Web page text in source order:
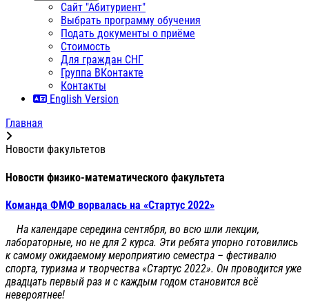
Сайт "Абитуриент"
Выбрать программу обучения
Подать документы о приёме
Стоимость
Для граждан СНГ
Группа ВКонтакте
Контакты
English Version
Главная
Новости факультетов
Новости физико-математического факультета
Команда ФМФ ворвалась на «Стартус 2022»
На календаре середина сентября, во всю шли лекции,
лабораторные, но не для 2 курса. Эти ребята упорно готовились
к самому ожидаемому мероприятию семестра – фестивалю
спорта, туризма и творчества «Стартус 2022». Он проводится уже
двадцать первый раз и с каждым годом становится всё
невероятнее!